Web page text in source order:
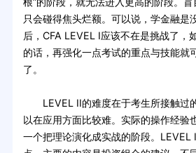
只会碰得焦头烂额。可以说，学金融是
后，CFA LEVEL I应该不在是挑战了，
的话，再强化一点考试的重点与技能就
了。
LEVEL II的难度在于考生所接触过
以在应用方面比较难。实际的操作经验
一个把理论演化成实战的阶段。LEVEL